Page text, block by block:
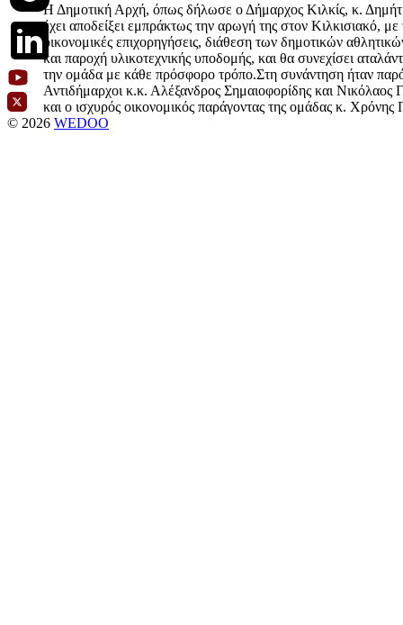
Η Δημοτική Αρχή, όπως δήλωσε ο Δήμαρχος Κιλκίς, κ.
έχει αποδείξει εμπράκτως την αρωγή της στον Κιλκισιακό, με
οικονομικές επιχορηγήσεις, διάθεση των δημοτικών
και παροχή υλικοτεχνικής υποδομής, και θα συνεχίσει
την ομάδα με κάθε πρόσφορο τρόπο.Στη συνάντηση ήταν
Αντιδήμαρχοι κ.κ. Αλέξανδρος Σημαιοφορίδης και Νικόλαος
και ο ισχυρός οικονομικός παράγοντας της ομάδας κ. Χρόνης
© 2026 WEDOO